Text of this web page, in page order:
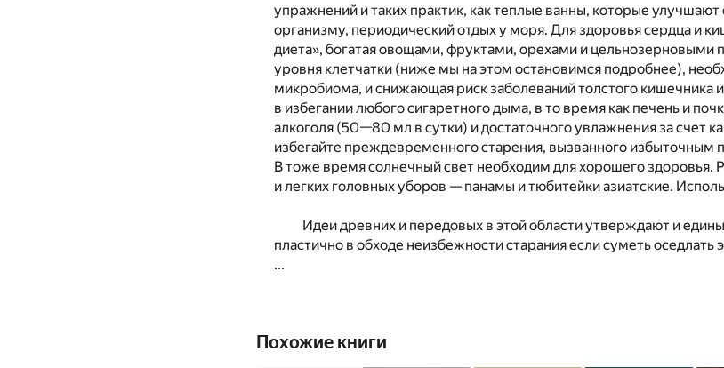
упражнений и таких практик, как теплые ванны, которые
организму, периодический отдых у моря. Для здоровья сердца и
диета», богатая овощами, фруктами, орехами и цельнозерновыми
уровня клетчатки (ниже мы на этом остановимся подробнее),
микробиома, и снижающая риск заболеваний толстого кишечника
в избегании любого сигаретного дыма, в то время как печень и
алкоголя (50—80 мл в сутки) и достаточного увлажнения за счет
избегайте преждевременного старения, вызванного
В тоже время солнечный свет необходим для хорошего
и легких головных уборов — панамы и тюбитейки азиатские.
Идеи древних и передовых в этой области утверждают и
пластично в обходе неизбежности старания если суметь оседлать
...
Похожие книги